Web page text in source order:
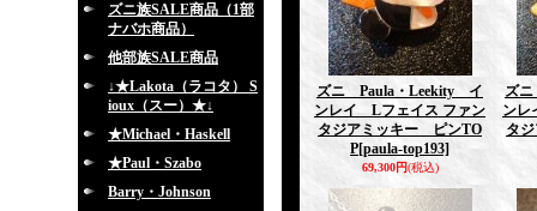
ズニ族SALE商品（1部
ナバホ商品）
他部族SALE商品
↓★Lakota（ラコタ） S
ioux（スー）★↓
★Michael・Haskell
★Paul・Szabo
Barry・Johnson
ズニ Paula・Leekity イ
ンレイ Lフェイス ファン
タジアミッキー ピンTO
P[paula-top193]
69,300円(税込)
ズ
ンレ
タ